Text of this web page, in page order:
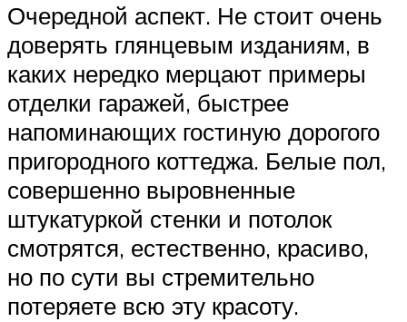
Очередной аспект. Не стоит очень
доверять глянцевым изданиям, в
каких нередко мерцают примеры
отделки гаражей, быстрее
напоминающих гостиную дорогого
пригородного коттеджа. Белые пол,
совершенно выровненные
штукатуркой стенки и потолок
смотрятся, естественно, красиво,
но по сути вы стремительно
потеряете всю эту красоту.